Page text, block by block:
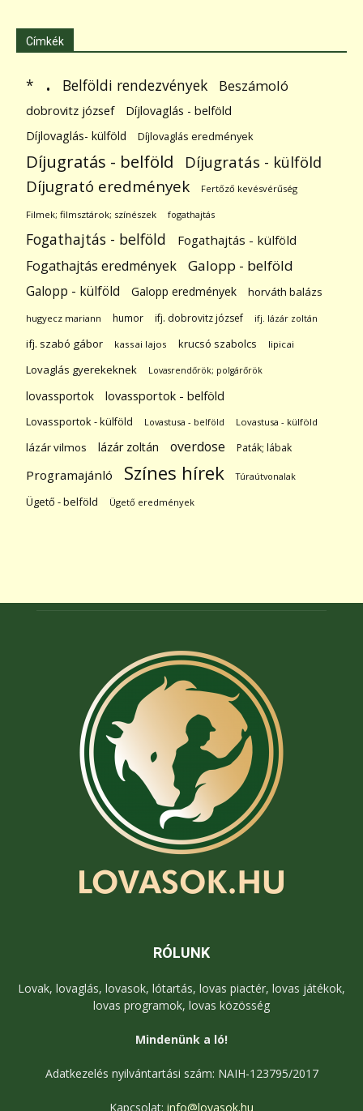
Címkék
* . Belföldi rendezvények Beszámoló
dobrovitz józsef
Díjlovaglás - belföld
Díjlovaglás- külföld
Díjlovaglás eredmények
Díjugratás - belföld Díjugratás - külföld
Díjugrató eredmények Fertőző kevésvérűség
Filmek; filmsztárok; színészek fogathajtás
Fogathajtás - belföld Fogathajtás - külföld
Fogathajtás eredmények Galopp - belföld
Galopp - külföld Galopp eredmények horváth balázs
hugyecz mariann humor ifj. dobrovitz józsef ifj. lázár zoltán
ifj. szabó gábor kassai lajos krucsó szabolcs lipicai
Lovaglás gyerekeknek Lovasrendőrök; polgárőrök
lovassportok lovassportok - belföld
Lovassportok - külföld Lovastusa - belföld Lovastusa - külföld
lázár vilmos lázár zoltán overdose Paták; lábak
Programajánló Színes hírek Túraútvonalak
Ügető - belföld Ügető eredmények
RÓLUNK
Lovak, lovaglás, lovasok, lótartás, lovas piactér, lovas játékok,
lovas programok, lovas közösség
Mindenünk a ló!
Adatkezelés nyilvántartási szám: NAIH-123795/2017
Kapcsolat: info@lovasok.hu